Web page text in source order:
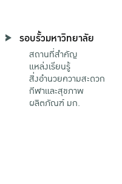
รอบรั้วมหาวิทยาลัย
สถานที่สำคัญ
แหล่งเรียนรู้
สิ่งอำนวยความสะดวก
กีฬาและสุขภาพ
ผลิตภัณฑ์ มก.